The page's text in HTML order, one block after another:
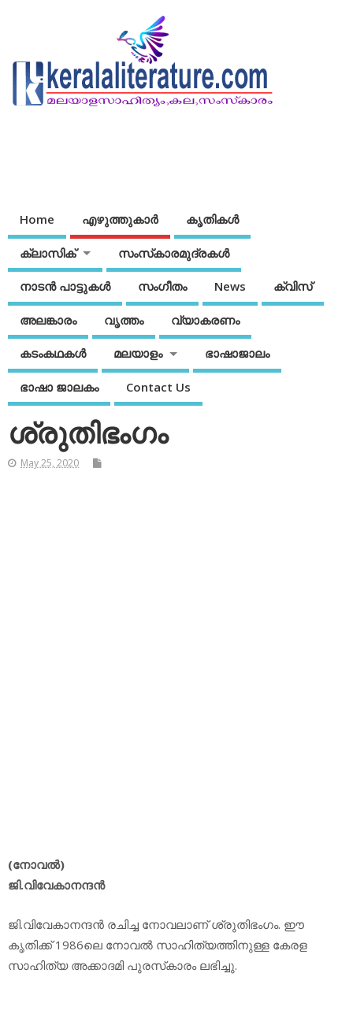
Home എഴുത്തുകാര്‍ കൃതികൾ
ക്ലാസിക് സംസ്‌കാരമുദ്രകള്‍
നാടന്‍ പാട്ടുകള്‍ സംഗീതം News ക്വിസ്
അലങ്കാരം വൃത്തം വ്യാകരണം
കടംകഥകള്‍ മലയാളം ഭാഷാജാലം
ഭാഷാ ജാലകം Contact Us
ശ്രുതിഭംഗം
May 25, 2020
(നോവല്‍)
ജി.വിവേകാനന്ദന്‍
ജി.വിവേകാനന്ദന്‍ രചിച്ച നോവലാണ് ശ്രുതിഭംഗം. ഈ
കൃതിക്ക് 1986ലെ നോവല്‍ സാഹിത്യത്തിനുള്ള കേരള
സാഹിത്യ അക്കാദമി പുരസ്‌കാരം ലഭിച്ചു.